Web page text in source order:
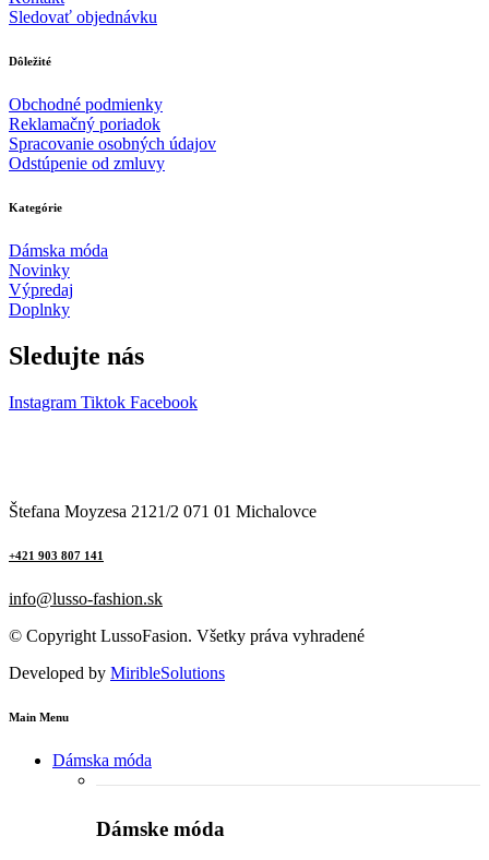
Sledovať objednávku
Dôležité
Obchodné podmienky
Reklamačný poriadok
Spracovanie osobných údajov
Odstúpenie od zmluvy
Kategórie
Dámska móda
Novinky
Výpredaj
Doplnky
Sledujte nás
Instagram Tiktok Facebook
Štefana Moyzesa 2121/2 071 01 Michalovce
+421 903 807 141
info@lusso-fashion.sk
© Copyright LussoFasion. Všetky práva vyhradené
Developed by MiribleSolutions
Main Menu
Dámska móda
Dámske móda